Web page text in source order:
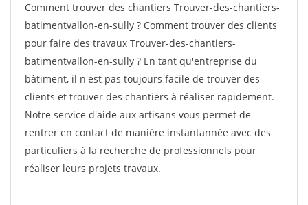
Comment trouver des chantiers Trouver-des-chantiers-
batimentvallon-en-sully ? Comment trouver des clients
pour faire des travaux Trouver-des-chantiers-
batimentvallon-en-sully ? En tant qu'entreprise du
bâtiment, il n'est pas toujours facile de trouver des
clients et trouver des chantiers à réaliser rapidement.
Notre service d'aide aux artisans vous permet de
rentrer en contact de manière instantannée avec des
particuliers à la recherche de professionnels pour
réaliser leurs projets travaux.